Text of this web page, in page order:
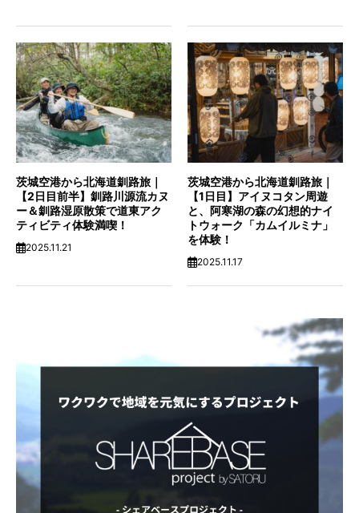
茨城空港から北海道釧路旅｜
【2日目前半】釧路川源流カヌ
ー＆釧路湿原散策で道東アク
ティビティ体験満喫！
2025.11.21
茨城空港から北海道釧路旅｜
【1日目】アイヌコタン周遊
と、阿寒湖の森の幻想的ナイ
トウォーク「カムイルミナ」
を体験！
2025.11.17